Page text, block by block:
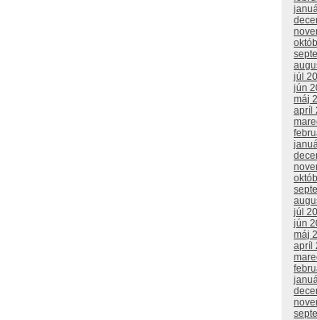
júl
jún
máj
apríl
júl
jún
máj
apríl